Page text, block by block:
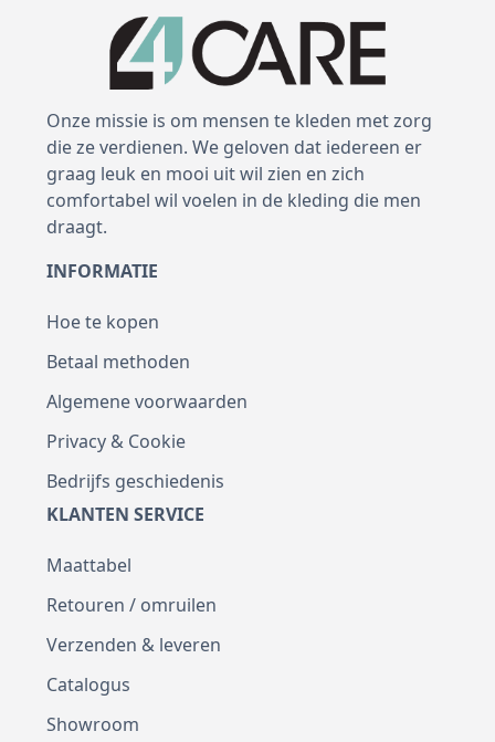
Onze missie is om mensen te kleden met zorg
die ze verdienen. We geloven dat iedereen er
graag leuk en mooi uit wil zien en zich
comfortabel wil voelen in de kleding die men
draagt.
INFORMATIE
Hoe te kopen
Betaal methoden
Algemene voorwaarden
Privacy & Cookie
Bedrijfs geschiedenis
KLANTEN SERVICE
Maattabel
Retouren / omruilen
Verzenden & leveren
Catalogus
Showroom